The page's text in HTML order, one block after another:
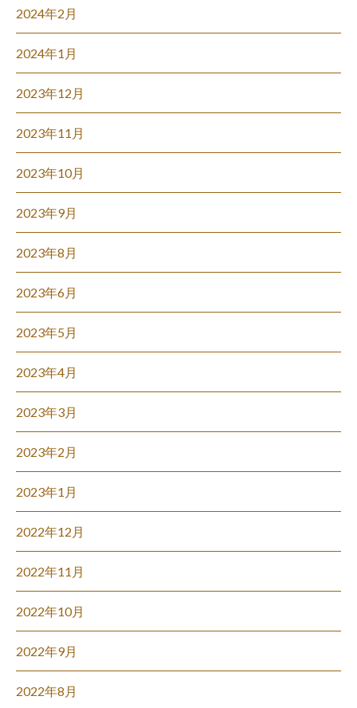
2024年2月
2024年1月
2023年12月
2023年11月
2023年10月
2023年9月
2023年8月
2023年6月
2023年5月
2023年4月
2023年3月
2023年2月
2023年1月
2022年12月
2022年11月
2022年10月
2022年9月
2022年8月